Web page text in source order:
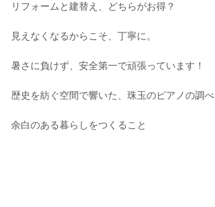
リフォームと建替え、どちらがお得？
見えなくなるからこそ、丁寧に。
暑さに負けず、安全第一で頑張っています！
歴史を紡ぐ空間で響いた、珠玉のピアノの調べ
余白のある暮らしをつくること